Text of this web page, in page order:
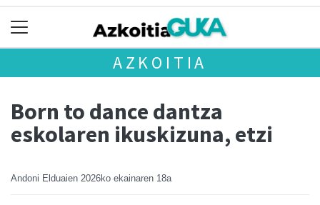
AZKOITIA
Born to dance dantza
eskolaren ikuskizuna, etzi
Andoni Elduaien 2026ko ekainaren 18a